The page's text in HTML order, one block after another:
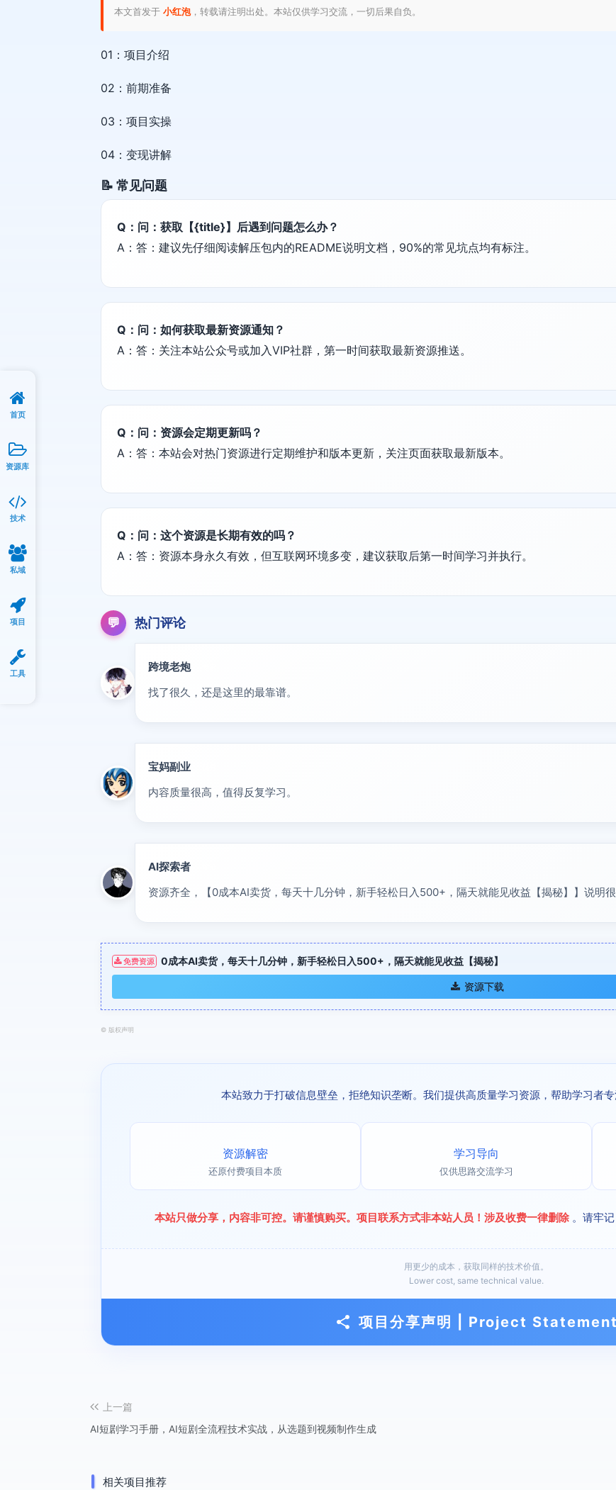
本文首发于 小红泡，转载请注明出处。本站仅供学习交流，一切后果自负。
01：项目介绍
02：前期准备
03：项目实操
04：变现讲解
📝 常见问题
Q：问：获取【{title}】后遇到问题怎么办？
A：答：建议先仔细阅读解压包内的README说明文档，90%的常见坑点均有标注。
Q：问：如何获取最新资源通知？
A：答：关注本站公众号或加入VIP社群，第一时间获取最新资源推送。
Q：问：资源会定期更新吗？
A：答：本站会对热门资源进行定期维护和版本更新，关注页面获取最新版本。
Q：问：这个资源是长期有效的吗？
A：答：资源本身永久有效，但互联网环境多变，建议获取后第一时间学习并执行。
💬 热门评论
跨境老炮
找了很久，还是这里的最靠谱。
宝妈副业
内容质量很高，值得反复学习。
AI探索者
资源齐全，【0成本AI卖货，每天十几分钟，新手轻松日入500+，隔天就能见收益【揭秘】】说明很
免费资源 0成本AI卖货，每天十几分钟，新手轻松日入500+，隔天就能见收益【揭秘】
资源下载
© 版权声明
本站致力于打破信息壁垒，拒绝知识垄断。我们提供高质量学习资源，帮助学习者专
资源解密
还原付费项目本质
学习导向
仅供思路交流学习
本站只做分享，内容非可控。请谨慎购买。项目联系方式非本站人员！涉及收费一律删除 。请牢记
用更少的成本，获取同样的技术价值。
Lower cost, same technical value.
项目分享声明 | Project Statement
上一篇
AI短剧学习手册，AI短剧全流程技术实战，从选题到视频制作生成
相关项目推荐
首页
资源库
技术
私域
项目
工具